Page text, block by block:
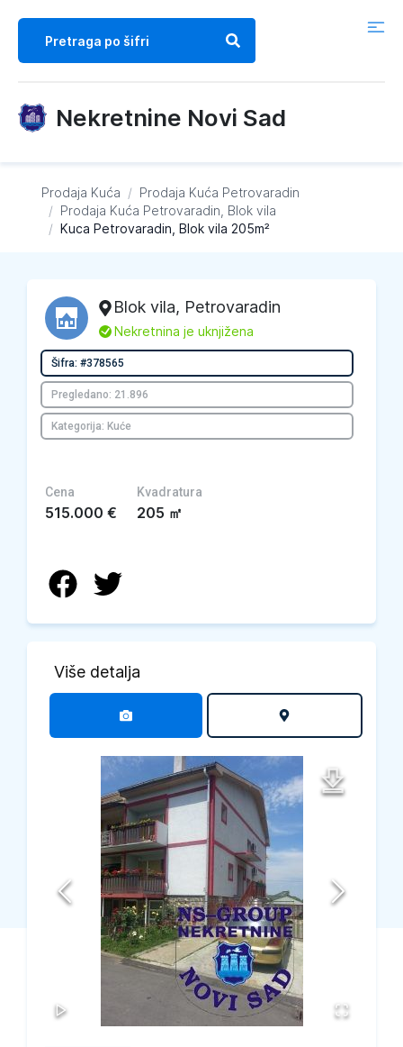
Nekretnine Novi Sad
Prodaja Kuća / Prodaja Kuća Petrovaradin
/ Prodaja Kuća Petrovaradin, Blok vila
/ Kuca Petrovaradin, Blok vila 205m²
Blok vila, Petrovaradin
L Nekretnina je uknjižena
Šifra: #378565
Pregledano: 21.896
Kategorija: Kuće
Cena
515.000 €
Kvadratura
205 ㎡
Više detalja